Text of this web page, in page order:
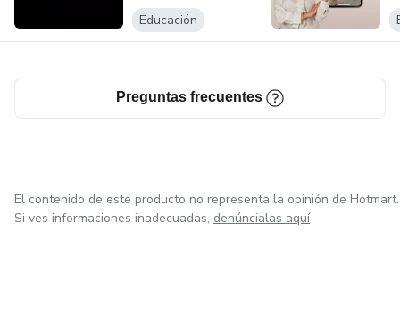
Educación
Preguntas frecuentes
El contenido de este producto no representa la opinión de Hotmart.
Si ves informaciones inadecuadas, denúncialas aquí